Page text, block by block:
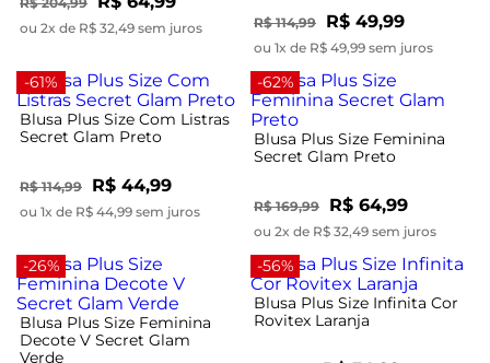
ou 2x de R$ 32,49 sem juros R$ 114,99 R$ 49,99
ou 1x de R$ 49,99 sem juros
-61%
Blusa Plus Size Com Listras
Secret Glam Preto
R$ 114,99 R$ 44,99
ou 1x de R$ 44,99 sem juros
-62%
Blusa Plus Size Feminina
Secret Glam Preto
R$ 169,99 R$ 64,99
ou 2x de R$ 32,49 sem juros
-26%
Blusa Plus Size Feminina
Decote V Secret Glam
Verde
-56%
Blusa Plus Size Infinita Cor
Rovitex Laranja